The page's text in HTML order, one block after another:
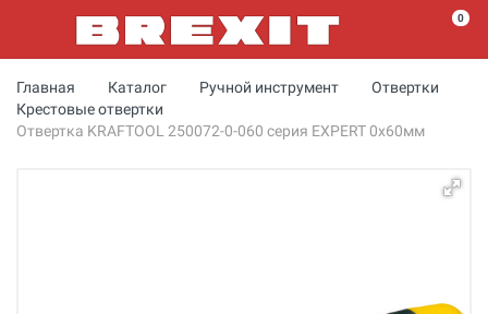
0
Главная Каталог Ручной инструмент
Отвертки
Крестовые отвертки
Отвертка KRAFTOOL 250072-0-060 серия EXPERT 0x60мм